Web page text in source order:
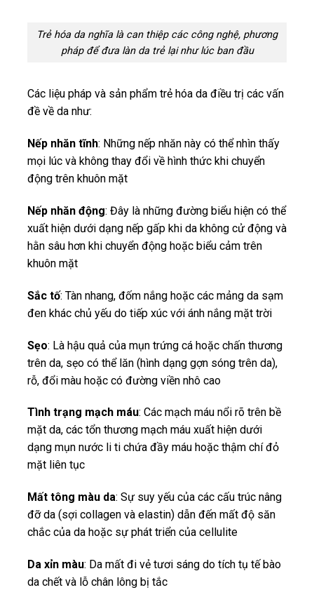
Trẻ hóa da nghĩa là can thiệp các công nghệ, phương
pháp để đưa làn da trẻ lại như lúc ban đầu
Các liệu pháp và sản phẩm trẻ hóa da điều trị các vấn
đề về da như:
Nếp nhăn tĩnh: Những nếp nhăn này có thể nhìn thấy
mọi lúc và không thay đổi về hình thức khi chuyển
động trên khuôn mặt
Nếp nhăn động: Đây là những đường biểu hiện có thể
xuất hiện dưới dạng nếp gấp khi da không cử động và
hằn sâu hơn khi chuyển động hoặc biểu cảm trên
khuôn mặt
Sắc tố: Tàn nhang, đốm nắng hoặc các mảng da sạm
đen khác chủ yếu do tiếp xúc với ánh nắng mặt trời
Sẹo: Là hậu quả của mụn trứng cá hoặc chấn thương
trên da, sẹo có thể lăn (hình dạng gợn sóng trên da),
rỗ, đổi màu hoặc có đường viền nhô cao
Tình trạng mạch máu: Các mạch máu nổi rõ trên bề
mặt da, các tổn thương mạch máu xuất hiện dưới
dạng mụn nước li ti chứa đầy máu hoặc thậm chí đỏ
mặt liên tục
Mất tông màu da: Sự suy yếu của các cấu trúc nâng
đỡ da (sợi collagen và elastin) dẫn đến mất độ săn
chắc của da hoặc sự phát triển của cellulite
Da xỉn màu: Da mất đi vẻ tươi sáng do tích tụ tế bào
da chết và lỗ chân lông bị tắc